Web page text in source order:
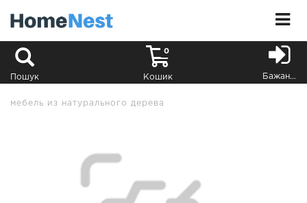
Пошук
0
Кошик Бажання
мебель из натурального дерева